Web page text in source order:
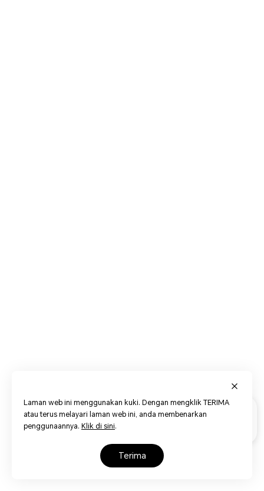
Laman web ini menggunakan kuki. Dengan mengklik TERIMA
atau terus melayari laman web ini, anda membenarkan
penggunaannya. Klik di sini.
terima